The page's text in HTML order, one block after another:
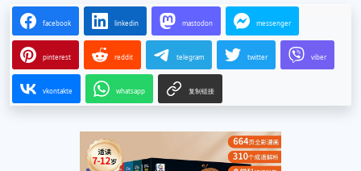
facebook linkedin mastodon messenger
pinterest reddit telegram twitter viber
vkontakte whatsapp 复制链接